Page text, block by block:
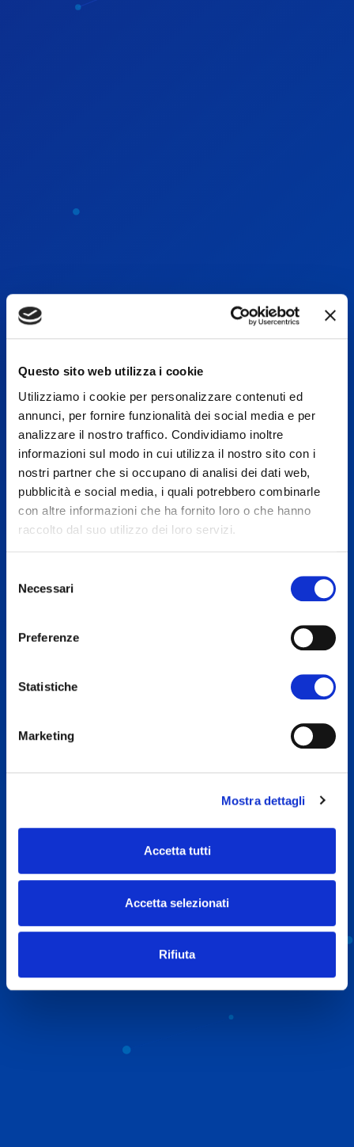
Questo sito web utilizza i cookie
Utilizziamo i cookie per personalizzare contenuti ed
annunci, per fornire funzionalità dei social media e per
analizzare il nostro traffico. Condividiamo inoltre
informazioni sul modo in cui utilizza il nostro sito con i
nostri partner che si occupano di analisi dei dati web,
pubblicità e social media, i quali potrebbero combinarle
con altre informazioni che ha fornito loro o che hanno
raccolto dal suo utilizzo dei loro servizi.
delNecessari
Preferenze
Statistiche
Marketing
Mostra dettagli
Accetta tutti
Accetta selezionati
Rifiuta
Non vedo l'ora di scoprire la tua storia, il tuo progetto e i
tuoi valori e raccontarli nel tuo nuovo sito!